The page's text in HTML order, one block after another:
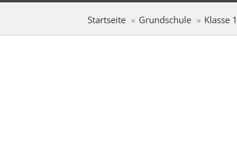
Startseite Grundschule Klasse 1